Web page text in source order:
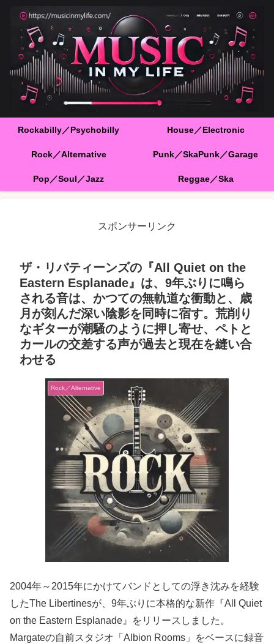
Rockabilly／Psychobilly House／Electronic
Rock／Alternative Punk／SkaPunk／Garage
Pop／Soul／Jazz Reggae／Ska
スポンサーリンク
ザ・リバティーンズの『All Quiet on the
Eastern Esplanade』は、9年ぶりに鳴ら
される音は、かつての無軌道な衝動と、歳
月が刻んだ深い陰影を同時に宿す。荒削り
なギターが潮騒のように押し寄せ、ペトと
カールの交差する声が過去と現在を縫い合
わせる
Rock／Alternative
2004年～2015年にかけてバンドとしての浮き沈みを経験
したThe Libertinesが、9年ぶりに本格的な新作『All Quiet
on the Eastern Esplanade』をリリースしました。
Margateの自前スタジオ「Albion Rooms」をベースに録音